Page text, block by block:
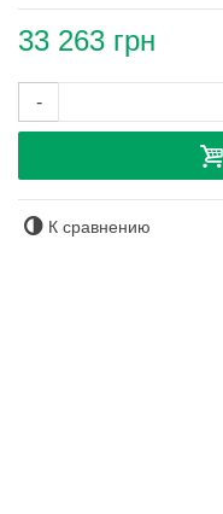
33 263 грн
-
К сравнению